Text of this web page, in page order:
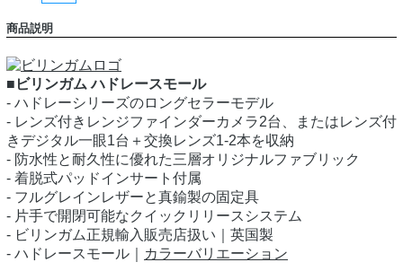
商品説明
■ビリンガム ハドレースモール
- ハドレーシリーズのロングセラーモデル
- レンズ付きレンジファインダーカメラ2台、またはレンズ付
きデジタル一眼1台＋交換レンズ1-2本を収納
- 防水性と耐久性に優れた三層オリジナルファブリック
- 着脱式パッドインサート付属
- フルグレインレザーと真鍮製の固定具
- 片手で開閉可能なクイックリリースシステム
- ビリンガム正規輸入販売店扱い｜英国製
- ハドレースモール｜
カラーバリエーション